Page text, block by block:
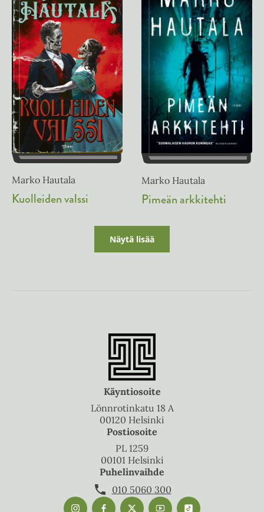
Marko Hautala
Kuolleiden valssi
Marko Hautala
Pimeän arkkitehti
Näytä lisää
Käyntiosoite
Lönnrotinkatu 18 A
00120 Helsinki
Postiosoite
PL 1259
00101 Helsinki
Puhelinvaihde
010 5060 300